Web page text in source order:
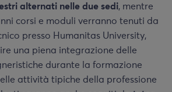
alternati nelle due sedi, mentre
corsi e moduli verranno tenuti da
presso Humanitas University,
una piena integrazione delle
durante la formazione
attività tipiche della professione